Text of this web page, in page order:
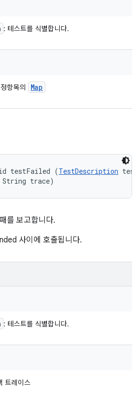
: 테스트를 식별합니다.
항목의 Map
testFailed (TestDescription
trace)
를 보고합니다.
사이에 호출됩니다.
: 테스트를 식별합니다.
트레이스